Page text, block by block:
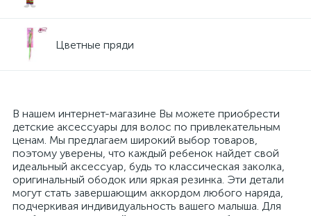
Цветные пряди
В нашем интернет-магазине Вы можете приобрести
детские аксессуары для волос по привлекательным
ценам. Мы предлагаем широкий выбор товаров,
поэтому уверены, что каждый ребенок найдет свой
идеальный аксессуар, будь то классическая заколка,
оригинальный ободок или яркая резинка. Эти детали
могут стать завершающим аккордом любого наряда,
подчеркивая индивидуальность вашего малыша. Для